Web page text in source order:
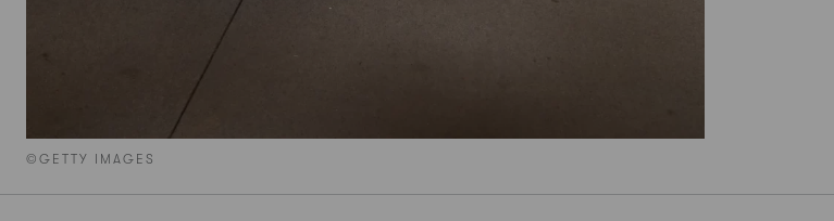
©GETTY IMAGES